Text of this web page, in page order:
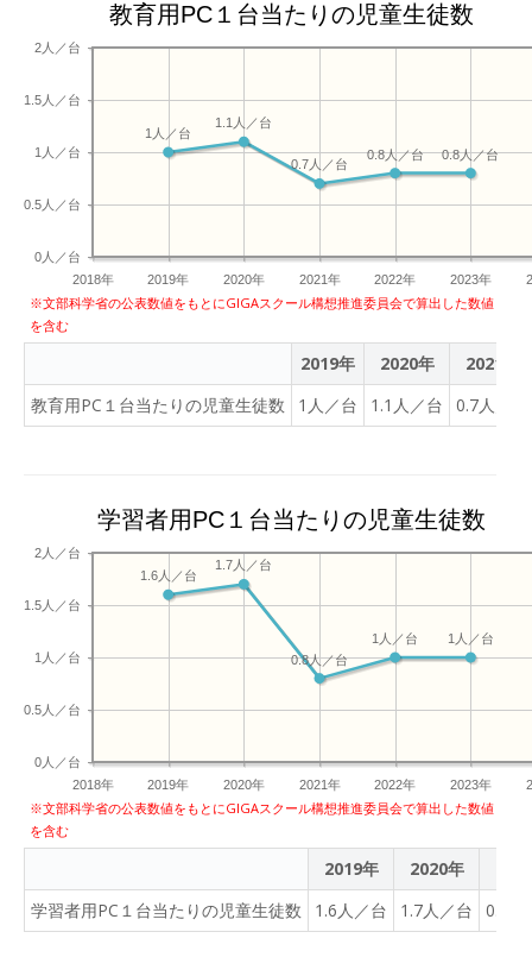
教育用PC１台当たりの児童生徒数
2018年 2019年 2020年 2021年 2022年 2023年
0人／台
0.5人／台
1人／台
1.5人／台
2人／台
0.8人／台
0.8人／台
0.7人／台
1.1人／台
1人／台
※文部科学省の公表数値をもとにGIGAスクール構想推進委員会で算出した数値
を含む
2019年 2020年
2021年
教育用PC１台当たりの児童生徒数
1人／台 1.1人／台 0.7人／台
学習者用PC１台当たりの児童生徒数
2018年 2019年 2020年 2021年 2022年 2023年
0人／台
0.5人／台
1人／台
1.5人／台
2人／台
1人／台
1人／台
0.8人／台
1.7人／台
1.6人／台
※文部科学省の公表数値をもとにGIGAスクール構想推進委員会で算出した数値
を含む
2019年 2020年
学習者用PC１台当たりの児童生徒数
1.6人／台 1.7人／台 0.8人